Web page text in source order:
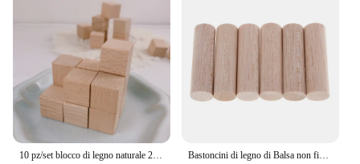
10 pz/set blocco di legno naturale 2x2cm legno artigianato fai da te per bambini costruzione in legno massello novità blocchi giocattoli educativi Bastoncini di legno di Balsa non finiti rotondi aste di centraggio in legno per bambini modellismo fai da te decorazione della festa nuziale a casa